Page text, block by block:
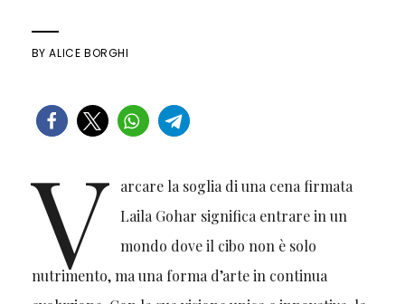
BYALICE BORGHI
V
arcare la soglia di una cena firmata
Laila Gohar significa entrare in un
mondo dove il cibo non è solo
nutrimento, ma una forma d’arte in continua